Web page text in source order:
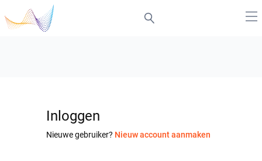
Inloggen
Nieuwe gebruiker? Nieuw account aanmaken